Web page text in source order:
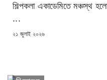
শিল্পকলা একাডেমিতে মঞ্চস্থ হলো
...
POSTED
২১ জুলাই ২০২৬